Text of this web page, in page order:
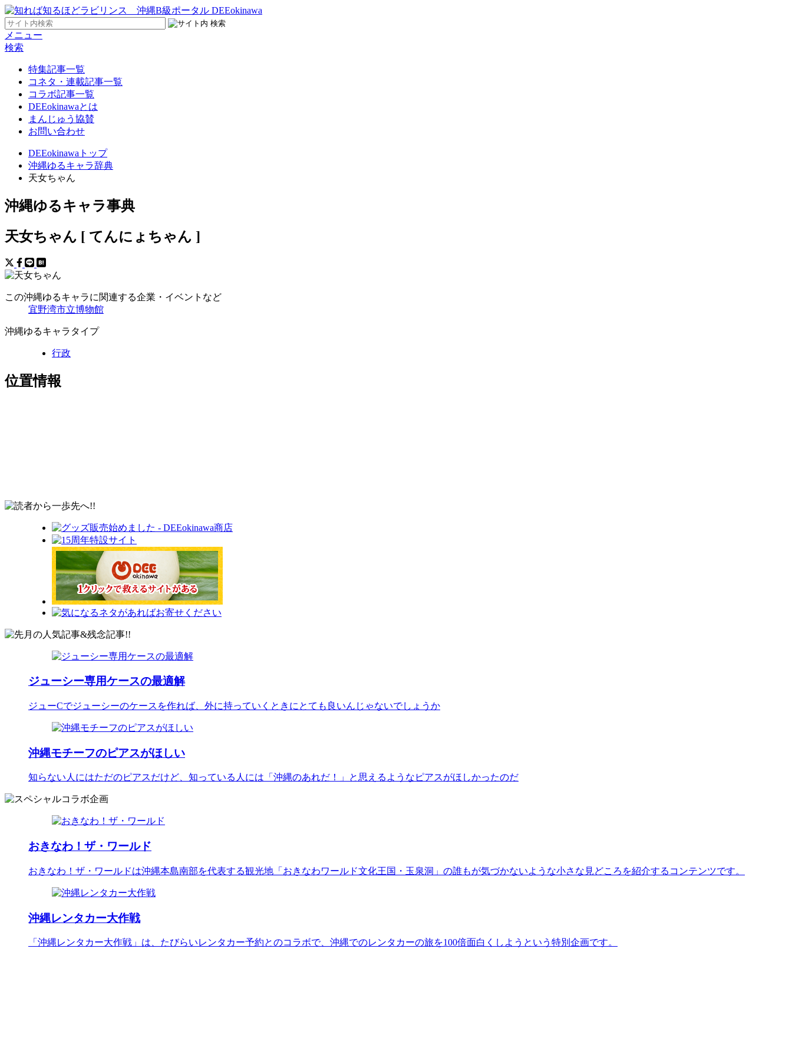
メニュー
検索
特集記事一覧
コネタ・連載記事一覧
コラボ記事一覧
DEEokinawaとは
まんじゅう協賛
お問い合わせ
DEEokinawaトップ
沖縄ゆるキャラ辞典
天女ちゃん
沖縄ゆるキャラ事典
天女ちゃん [ てんにょちゃん ]
この沖縄ゆるキャラに関連する企業・イベントなど
宜野湾市立博物館
沖縄ゆるキャラタイプ
行政
位置情報
ジューシー専用ケースの最適解
ジューCでジューシーのケースを作れば、外に持っていくときにとても良いんじゃないでしょうか
沖縄モチーフのピアスがほしい
知らない人にはただのピアスだけど、知っている人には「沖縄のあれだ！」と思えるようなピアスがほしかったのだ
おきなわ！ザ・ワールド
おきなわ！ザ・ワールドは沖縄本島南部を代表する観光地「おきなわワールド文化王国・玉泉洞」の誰もが気づかないような小さな見どころを紹介するコンテンツです。
沖縄レンタカー大作戦
「沖縄レンタカー大作戦」は、たびらいレンタカー予約とのコラボで、沖縄でのレンタカーの旅を100倍面白くしようという特別企画です。